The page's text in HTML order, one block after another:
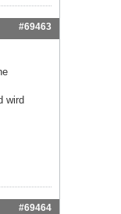
#69463
wird
#69464